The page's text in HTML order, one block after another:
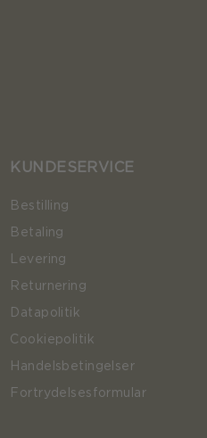
KUNDESERVICE
Bestilling
Betaling
Levering
Returnering
Datapolitik
Cookiepolitik
Handelsbetingelser
Fortrydelsesformular